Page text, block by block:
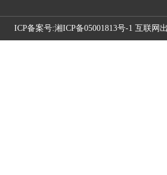
ICP备案号:湘ICP备05001813号-1 互联网